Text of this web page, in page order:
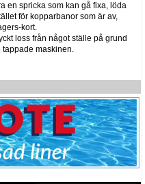
en spricka som kan gå fixa, löda
för kopparbanor som är av,
kort.
loss från något ställe på grund
tappade maskinen.